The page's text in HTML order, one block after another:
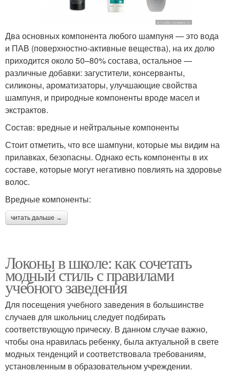
Два основных компонента любого шампуня — это вода
и ПАВ (поверхностно-активные вещества), на их долю
приходится около 50–80% состава, остальное —
различные добавки: загустители, консерванты,
силиконы, ароматизаторы, улучшающие свойства
шампуня, и природные компоненты вроде масел и
экстрактов.
Состав: вредные и нейтральные компоненты
Стоит отметить, что все шампуни, которые мы видим на
прилавках, безопасны. Однако есть компоненты в их
составе, которые могут негативно повлиять на здоровье
волос.
Вредные компоненты:
читать дальше →
Локоны в школе: как сочетать
модный стиль с правилами
учебного заведения
Для посещения учебного заведения в большинстве
случаев для школьниц следует подбирать
соответствующую прическу. В данном случае важно,
чтобы она нравилась ребенку, была актуальной в свете
модных тенденций и соответствовала требованиям,
установленным в образовательном учреждении.